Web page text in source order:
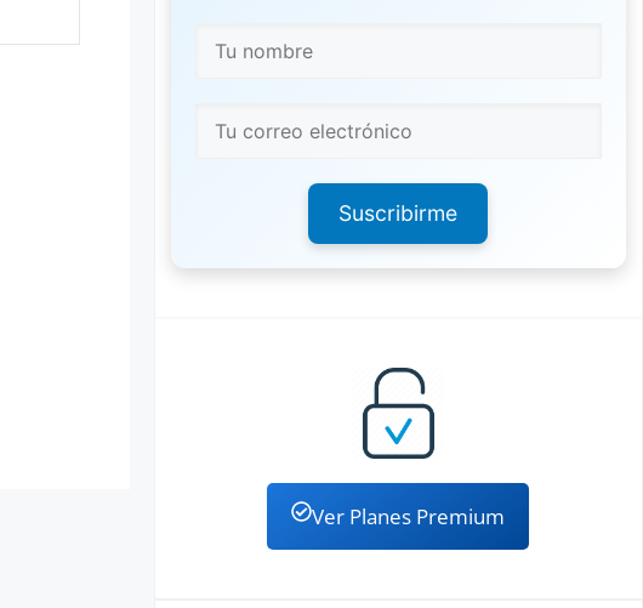
Suscribirme
Ver Planes Premium